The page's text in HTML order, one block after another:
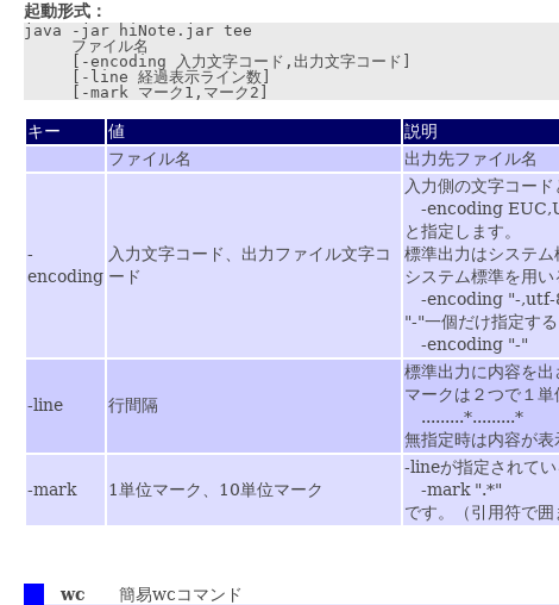
起動形式：
java -jar hiNote.jar tee
     ファイル名
     [-encoding 入力文字コード,出力文字コード]
     [-line 経過表示ライン数]
キー 値
説明
ファイル名
出力先ファイル名
-
encoding
入力文字コード、出力ファイル文字コ
ード
入力側の文字コー
-encoding
と指定します。
標準出力はシステム
システム標準を用
-encoding "-,utf-
"-"一個だけ指定す
-encoding "-"
-line 行間隔
標準出力に内容を出
マークは２つで１
.........*.........*
無指定時は内容が表
-mark 1単位マーク、10単位マーク
-lineが指定されて
-mark ".*"
です。（引用符で
wc 簡易wcコマンド